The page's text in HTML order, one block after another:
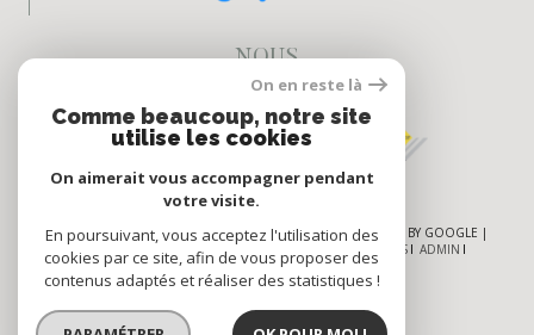
NOUS
ADHÉRONS
© 2026 | TOUS DROITS RÉSERVÉS | TRADUCTION POWERED BY GOOGLE |
NOS HONORAIRES
PLAN DU SITE MENTIONS LÉGALES
ADMIN
NOS LIENS
POLITIQUE RGPD COOKIES
On en reste là
Comme beaucoup, notre site
utilise les cookies
On aimerait vous accompagner pendant
votre visite.
En poursuivant, vous acceptez l'utilisation des
cookies par ce site, afin de vous proposer des
contenus adaptés et réaliser des statistiques !